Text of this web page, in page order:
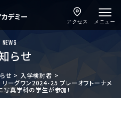
メニュー
アクセス
NEWS
らせ
せ
入学検討者
リーグワン2024-25 プレーオフトーナメ
写真学科の学生が参加！